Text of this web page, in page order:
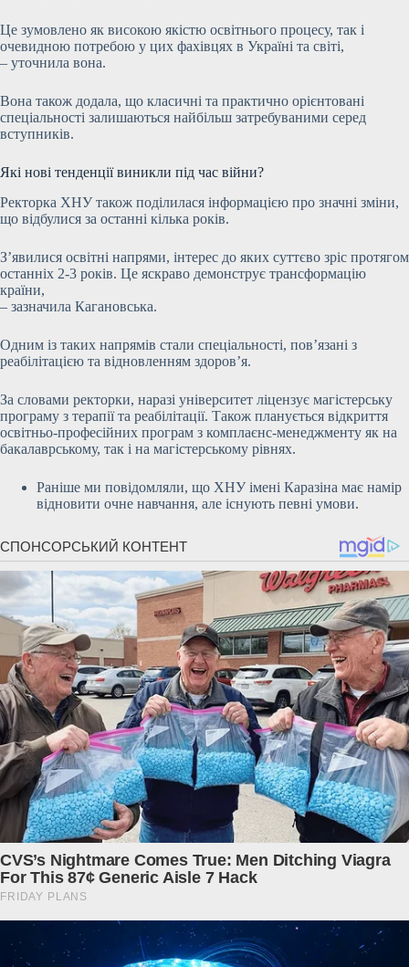
Це зумовлено як високою якістю освітнього процесу, так і
очевидною потребою у цих фахівцях в Україні та світі,
– уточнила вона.
Вона також додала, що класичні та практично орієнтовані
спеціальності залишаються найбільш затребуваними серед
вступників.
Які нові тенденції виникли під час війни?
Ректорка ХНУ також поділилася інформацією про значні зміни,
що відбулися за останні кілька років.
З’явилися освітні напрями, інтерес до яких суттєво зріс протягом
останніх 2-3 років. Це яскраво демонструє трансформацію
країни,
– зазначила Кагановська.
Одним із таких напрямів стали спеціальності, пов’язані з
реабілітацією та відновленням здоров’я.
За словами ректорки, наразі університет ліцензує магістерську
програму з терапії та реабілітації. Також планується відкриття
освітньо-професійних програм з комплаєнс-менеджменту як на
бакалаврському, так і на магістерському рівнях.
Раніше ми повідомляли, що ХНУ імені Каразіна має намір
відновити очне навчання, але існують певні умови.